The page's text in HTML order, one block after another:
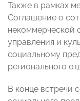
Также в рамках
Соглашение о
некоммерческой
управления и
социальному
регионального
В конце встречи